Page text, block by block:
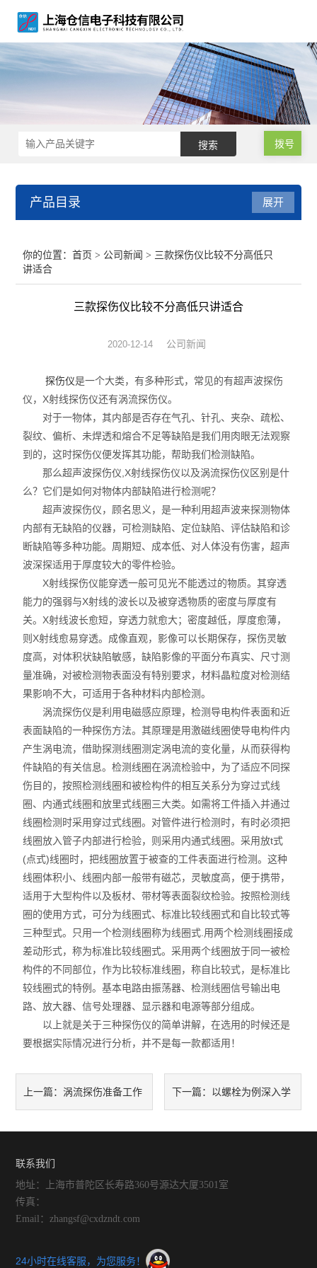
拨号
产品目录
涡流探伤设备
涡流探伤机
展开
你的位置：首页 > 公司新闻 > 三款探伤仪比较不分高低只
讲适合
三款探伤仪比较不分高低只讲适合
2020-12-14 公司新闻
探伤仪是一个大类，有多种形式，常见的有超声波探伤
仪，X射线探伤仪还有涡流探伤仪。
对于一物体，其内部是否存在气孔、针孔、夹杂、疏松、
裂纹、偏析、未焊透和熔合不足等缺陷是我们用肉眼无法观察
到的，这时探伤仪便发挥其功能，帮助我们检测缺陷。
那么超声波探伤仪,X射线探伤仪以及涡流探伤仪区别是什
么？它们是如何对物体内部缺陷进行检测呢？
超声波探伤仪，顾名思义，是一种利用超声波来探测物体
内部有无缺陷的仪器，可检测缺陷、定位缺陷、评估缺陷和诊
断缺陷等多种功能。周期短、成本低、对人体没有伤害，超声
波深探适用于厚度较大的零件检验。
X射线探伤仪能穿透一般可见光不能透过的物质。其穿透
能力的强弱与X射线的波长以及被穿透物质的密度与厚度有
关。X射线波长愈短，穿透力就愈大；密度越低，厚度愈薄，
则X射线愈易穿透。成像直观，影像可以长期保存，探伤灵敏
度高，对体积状缺陷敏感，缺陷影像的平面分布真实、尺寸测
量准确，对被检测物表面没有特别要求，材料晶粒度对检测结
果影响不大，可适用于各种材料内部检测。
涡流探伤仪是利用电磁感应原理，检测导电构件表面和近
表面缺陷的一种探伤方法。其原理是用激磁线圈使导电构件内
产生涡电流，借助探测线圈测定涡电流的变化量，从而获得构
件缺陷的有关信息。检测线圈在涡流检验中，为了适应不同探
伤目的，按照检测线圈和被检构件的相互关系分为穿过式线
圈、内通式线圈和放里式线圈三大类。如需将工件插入并通过
线圈检测时采用穿过式线圈。对管件进行检测时，有时必须把
线圈放入管子内部进行检验，则采用内通式线圈。采用放t式
(点式)线圈时，把线圈放置于被查的工件表面进行检测。这种
线圈体积小、线圈内部一般带有磁芯，灵敏度高，便于携带，
适用于大型构件以及板材、带材等表面裂纹检验。按照检测线
圈的使用方式，可分为线圈式、标准比较线圈式和自比较式等
三种型式。只用一个检测线圈称为线圈式.用两个检测线圈接成
差动形式，称为标准比较线圈式。采用两个线圈放于同一被检
构件的不同部位，作为比较标准线圈，称自比较式，是标准比
较线圈式的特例。基本电路由振荡器、检测线圈信号输出电
路、放大器、信号处理器、显示器和电源等部分组成。
以上就是关于三种探伤仪的简单讲解，在选用的时候还是
要根据实际情况进行分析，并不是每一款都适用！
上一篇：涡流探伤准备工作 下一篇： 以螺栓为例深入学
联系我们
地址：上海市普陀区长寿路360号源达大厦3501室
传真：
Email：zhangsf@cxdzndt.com
24小时在线客服，为您服务！